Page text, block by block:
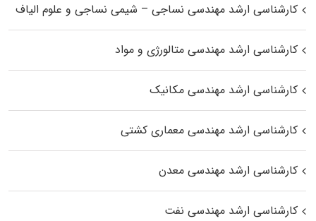
کارشناسی ارشد مهندسی نساجی – شیمی نساجی و علوم الیاف
کارشناسی ارشد مهندسی متالورژی و مواد
کارشناسی ارشد مهندسی مکانیک
کارشناسی ارشد مهندسی معماری کشتی
کارشناسی ارشد مهندسی معدن
کارشناسی ارشد مهندسی نفت